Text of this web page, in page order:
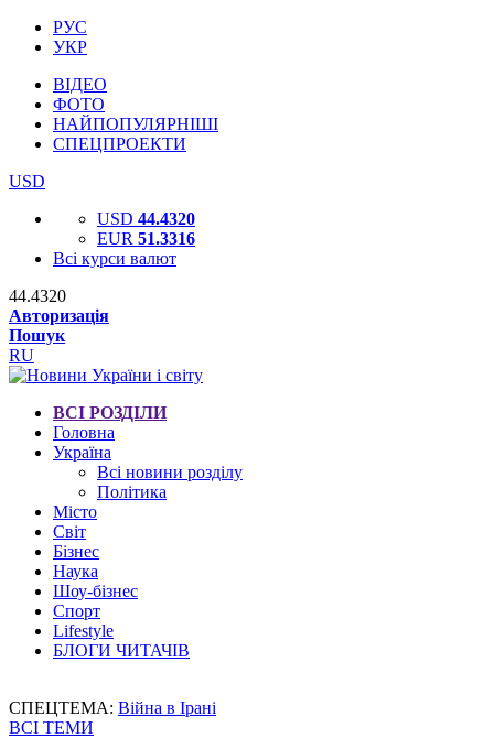
РУС
УКР
ВІДЕО
ФОТО
НАЙПОПУЛЯРНІШІ
СПЕЦПРОЕКТИ
USD
USD 44.4320
EUR 51.3316
Всі курси валют
44.4320
Авторизація
Пошук
RU
ВСІ РОЗДІЛИ
Головна
Україна
Всі новини розділу
Політика
Місто
Світ
Бізнес
Наука
Шоу-бізнес
Спорт
Lifestyle
БЛОГИ ЧИТАЧІВ
СПЕЦТЕМА: Війна в Ірані
ВСІ ТЕМИ